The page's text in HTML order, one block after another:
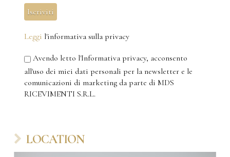
Leggi l'informativa sulla privacy
Avendo letto l'Informativa privacy, acconsento
all'uso dei miei dati personali per la newsletter e le
comunicazioni di marketing da parte di MDS
RICEVIMENTI S.R.L.
LOCATION